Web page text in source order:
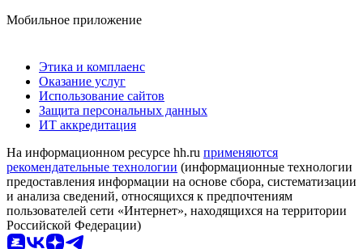
Мобильное приложение
Этика и комплаенс
Оказание услуг
Использование сайтов
Защита персональных данных
ИТ аккредитация
На информационном ресурсе hh.ru применяются
рекомендательные технологии (информационные технологии
предоставления информации на основе сбора, систематизации
и анализа сведений, относящихся к предпочтениям
пользователей сети «Интернет», находящихся на территории
Российской Федерации)